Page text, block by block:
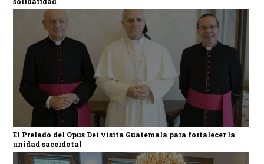
El Prelado del Opus Dei visita Guatemala para fortalecer la
unidad sacerdotal